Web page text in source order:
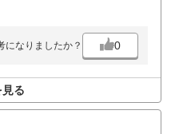
になりましたか？ 0
る